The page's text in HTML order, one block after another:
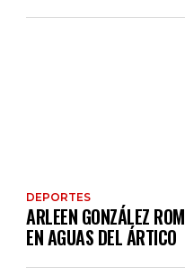
DEPORTES
ARLEEN GONZÁLEZ
EN AGUAS DEL ÁRTICO